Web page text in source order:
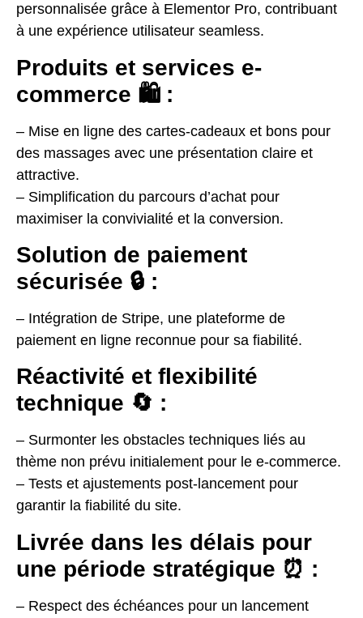
personnalisée grâce à Elementor Pro, contribuant
à une expérience utilisateur seamless.
Produits et services e-
commerce 🛍️ :
– Mise en ligne des cartes-cadeaux et bons pour
des massages avec une présentation claire et
attractive.
– Simplification du parcours d’achat pour
maximiser la convivialité et la conversion.
Solution de paiement
sécurisée 🔒 :
– Intégration de Stripe, une plateforme de
paiement en ligne reconnue pour sa fiabilité.
Réactivité et flexibilité
technique 🔄 :
– Surmonter les obstacles techniques liés au
thème non prévu initialement pour le e-commerce.
– Tests et ajustements post-lancement pour
garantir la fiabilité du site.
Livrée dans les délais pour
une période stratégique ⏰ :
– Respect des échéances pour un lancement